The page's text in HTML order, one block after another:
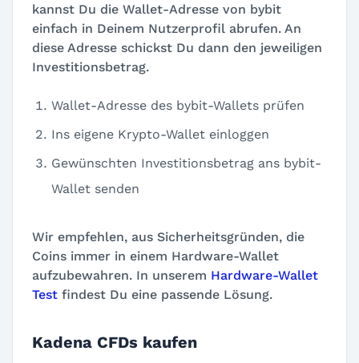
kannst Du die Wallet-Adresse von bybit
einfach in Deinem Nutzerprofil abrufen. An
diese Adresse schickst Du dann den jeweiligen
Investitionsbetrag.
Wallet-Adresse des bybit-Wallets prüfen
Ins eigene Krypto-Wallet einloggen
Gewünschten Investitionsbetrag ans bybit-
Wallet senden
Wir empfehlen, aus Sicherheitsgründen, die
Coins immer in einem Hardware-Wallet
aufzubewahren. In unserem Hardware-Wallet
Test findest Du eine passende Lösung.
Kadena CFDs kaufen